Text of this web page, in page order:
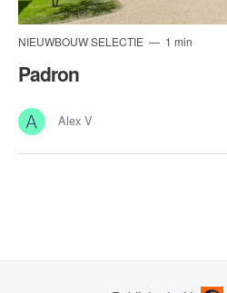
NIEUWBOUW SELECTIE 1 min
Padron
Alex V